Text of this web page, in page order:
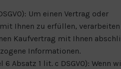
Um einen Vertrag oder
Ihnen zu erfüllen,
Kaufvertrag mit Ihnen
Informationen.
Absatz 1 lit. c DSGVO): Wenn